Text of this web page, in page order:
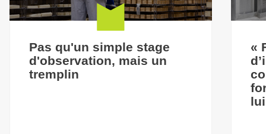
Pas qu'un simple stage
d'observation, mais un
tremplin
«